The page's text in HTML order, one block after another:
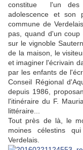
constitue l'un des
adolescence et son
commune de
pas, quand d'un
sur le vignoble
de la maison, le
et imaginer
par les enfants de
Conseil Régional
depuis 1986,
l'itinéraire du F.
littéraire...
Tout près de là, le
moines célestins
Verdelais.